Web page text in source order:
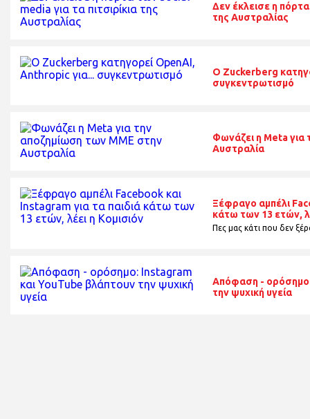
Δεν έκλεισε η
της Αυστραλίας
O Zuckerberg
συγκεντρωτισμό
Φωνάζει η Meta
Αυστραλία
Ξέφραγο αμπέλι
κάτω των 13 ετών,
Πες μας κάτι που δεν
Απόφαση - ορόσημο:
την ψυχική υγεία